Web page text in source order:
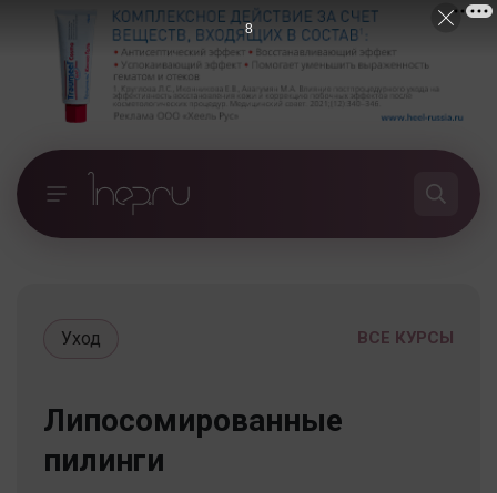
ВСЕ КУРСЫ
Уход
Липосомированные
пилинги
7